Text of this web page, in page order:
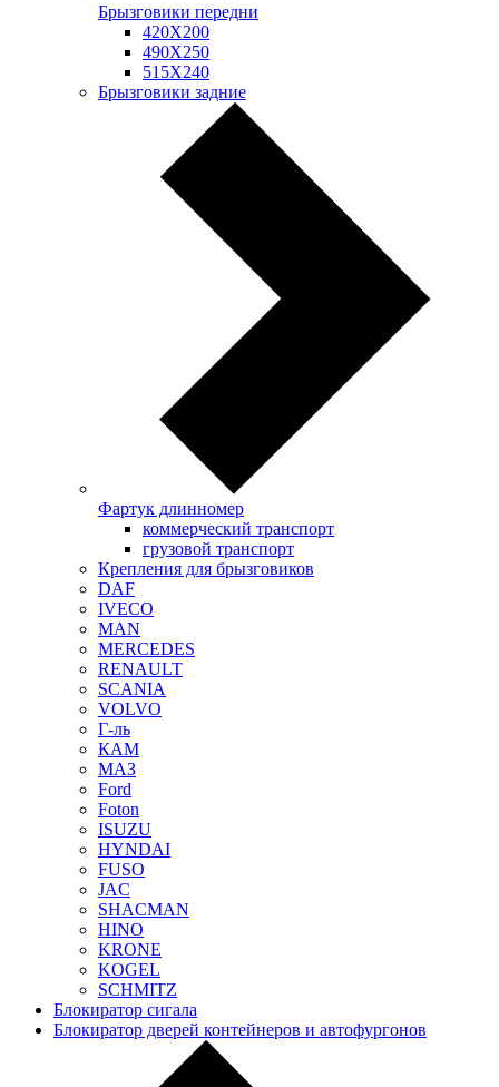
Брызговики передни
420Х200
490Х250
515Х240
Брызговики задние
Фартук длинномер
коммерческий транспорт
грузовой транспорт
Крепления для брызговиков
DAF
IVECO
MAN
MERCEDES
RENAULT
SCANIA
VOLVO
Г-ль
КАМ
МАЗ
Ford
Foton
ISUZU
HYNDAI
FUSO
JAC
SHACMAN
HINO
KRONE
KOGEL
SCHMITZ
Блокиратор сигала
Блокиратор дверей контейнеров и автофургонов